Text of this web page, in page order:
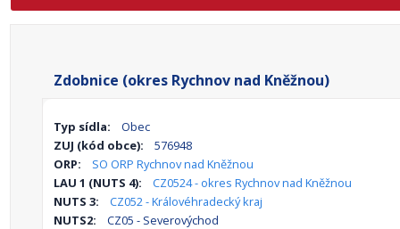
Zdobnice (okres Rychnov nad Kněžnou)
Typ sídla:
Obec
ZUJ (kód obce):
576948
ORP:
SO ORP Rychnov nad Kněžnou
LAU 1 (NUTS 4):
CZ0524 - okres Rychnov nad Kněžnou
NUTS 3:
CZ052 - Královéhradecký kraj
NUTS2:
CZ05 - Severovýchod